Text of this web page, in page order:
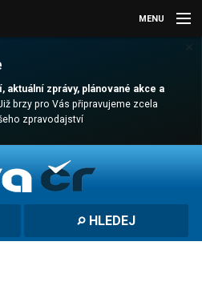
aktuální zprávy, plánované akce a
brzy pro Vás připravujeme zcela
zpravodajství
MENU
HLEDEJ